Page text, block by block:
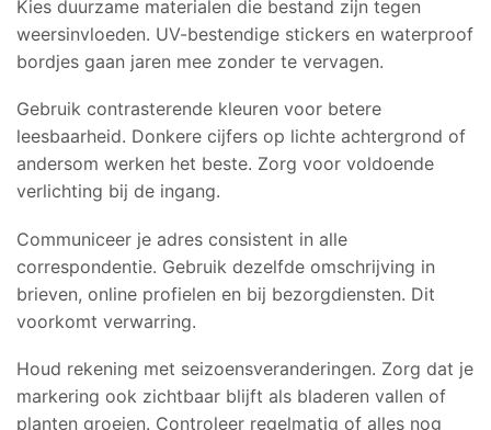
Kies duurzame materialen die bestand zijn tegen
weersinvloeden. UV-bestendige stickers en waterproof
bordjes gaan jaren mee zonder te vervagen.
Gebruik contrasterende kleuren voor betere
leesbaarheid. Donkere cijfers op lichte achtergrond of
andersom werken het beste. Zorg voor voldoende
verlichting bij de ingang.
Communiceer je adres consistent in alle
correspondentie. Gebruik dezelfde omschrijving in
brieven, online profielen en bij bezorgdiensten. Dit
voorkomt verwarring.
Houd rekening met seizoensveranderingen. Zorg dat je
markering ook zichtbaar blijft als bladeren vallen of
planten groeien. Controleer regelmatig of alles nog